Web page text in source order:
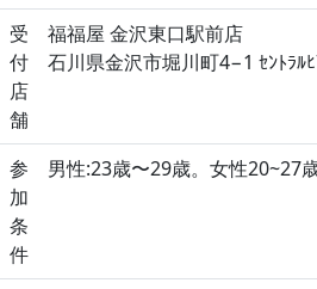
受
付
店
舗
福福屋 金沢東口駅前店
石川県金沢市堀川町4−1 ｾﾝﾄﾗﾙ
参
加
条
件
男性:23歳〜29歳。女性20~27